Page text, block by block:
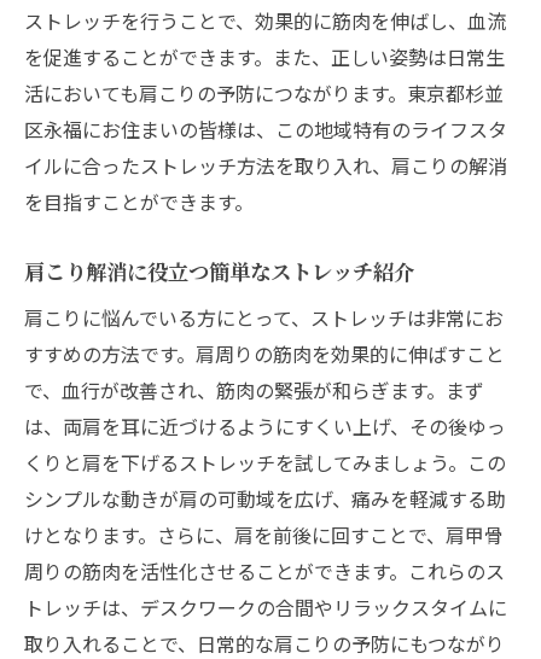
東京都杉並区永福の専門家の声から学ぶ肩
こり解消法
肩こり解消のためのストレッチ東京都杉並区永
福で健康を取り戻す方法
肩こりを根本から解消するストレッチの実
践
肩こり改善につながる食事とストレッチの
コラボ
東京都杉並区永福でのストレッチイベント
情報
肩こりに効くセルフケアストレッチの重要
性
肩こり解消のための継続的なストレッチの
すすめ
東京都杉並区永福で実践する肩こりに効く効果
的なストレッチ
ストレッチを行うことで、効果的に筋肉を伸ばし、血流
を促進することができます。また、正しい姿勢は日常生
活においても肩こりの予防につながります。東京都杉並
区永福にお住まいの皆様は、この地域特有のライフスタ
イルに合ったストレッチ方法を取り入れ、肩こりの解消
を目指すことができます。
肩こり解消に役立つ簡単なストレッチ紹介
肩こりに悩んでいる方にとって、ストレッチは非常にお
すすめの方法です。肩周りの筋肉を効果的に伸ばすこと
で、血行が改善され、筋肉の緊張が和らぎます。まず
は、両肩を耳に近づけるようにすくい上げ、その後ゆっ
くりと肩を下げるストレッチを試してみましょう。この
シンプルな動きが肩の可動域を広げ、痛みを軽減する助
けとなります。さらに、肩を前後に回すことで、肩甲骨
周りの筋肉を活性化させることができます。これらのス
トレッチは、デスクワークの合間やリラックスタイムに
取り入れることで、日常的な肩こりの予防にもつながり